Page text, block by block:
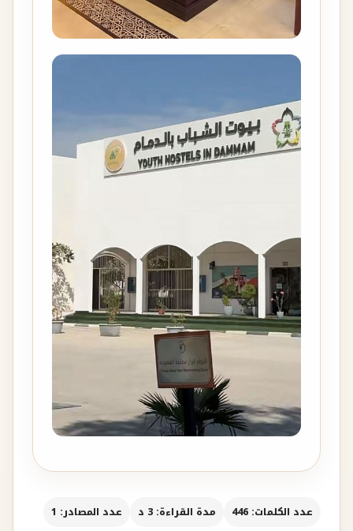
عدد الكلمات: 446 مدة القراءة: 3 د عدد المصادر: 1